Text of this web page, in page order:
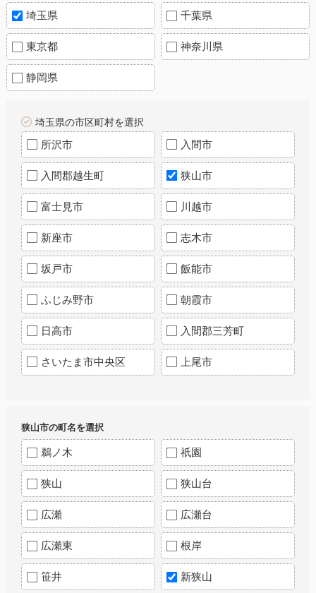
埼玉県 千葉県
東京都 神奈川県
静岡県
埼玉県の市区町村を選択
所沢市 入間市
入間郡越生町 狭山市
富士見市 川越市
新座市 志木市
坂戸市 飯能市
ふじみ野市 朝霞市
日高市 入間郡三芳町
さいたま市中央区 上尾市
狭山市の町名を選択
鵜ノ木 祇園
狭山 狭山台
広瀬 広瀬台
広瀬東 根岸
笹井 新狭山